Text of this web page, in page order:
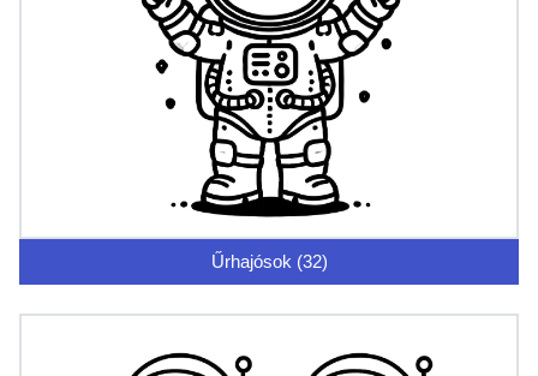
Űrhajósok (32)